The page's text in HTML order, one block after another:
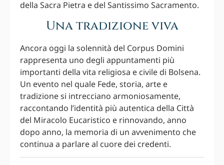
della Sacra Pietra e del Santissimo Sacramento.
Una tradizione viva
Ancora oggi la solennità del Corpus Domini
rappresenta uno degli appuntamenti più
importanti della vita religiosa e civile di Bolsena.
Un evento nel quale Fede, storia, arte e
tradizione si intrecciano armoniosamente,
raccontando l’identità più autentica della Città
del Miracolo Eucaristico e rinnovando, anno
dopo anno, la memoria di un avvenimento che
continua a parlare al cuore dei credenti.